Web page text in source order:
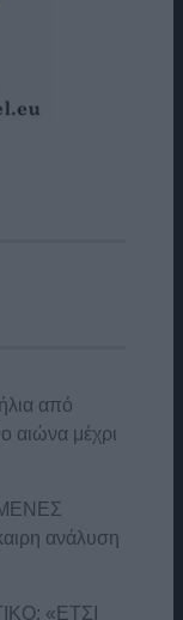
από
αιώνα μέχρι
ανάλυση
«ΕΤΣΙ